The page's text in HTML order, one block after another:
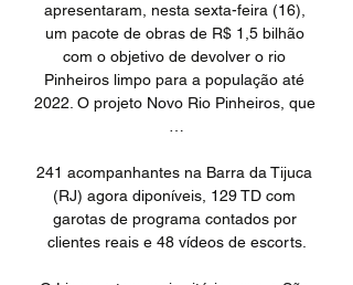
apresentaram, nesta sexta-feira (16),
um pacote de obras de R$ 1,5 bilhão
com o objetivo de devolver o rio
Pinheiros limpo para a população até
2022. O projeto Novo Rio Pinheiros, que
…
241 acompanhantes na Barra da Tijuca
(RJ) agora diponíveis, 129 TD com
garotas de programa contados por
clientes reais e 48 vídeos de escorts.